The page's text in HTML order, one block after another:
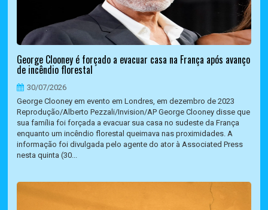
George Clooney é forçado a evacuar casa na França após avanço
de incêndio florestal
30/07/2026
George Clooney em evento em Londres, em dezembro de 2023
Reprodução/Alberto Pezzali/Invision/AP George Clooney disse que
sua família foi forçada a evacuar sua casa no sudeste da França
enquanto um incêndio florestal queimava nas proximidades. A
informação foi divulgada pelo agente do ator à Associated Press
nesta quinta (30...